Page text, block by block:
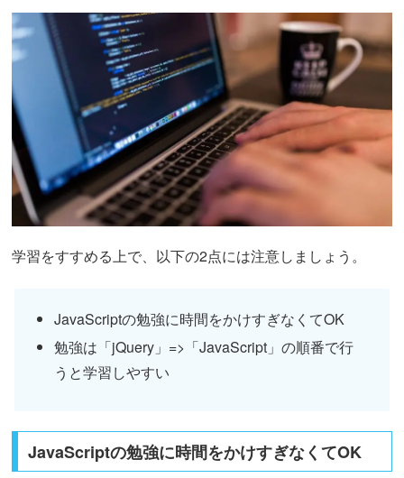
学習をすすめる上で、以下の2点には注意しましょう。
JavaScriptの勉強に時間をかけすぎなくてOK
勉強は「jQuery」=>「JavaScript」の順番で行
うと学習しやすい
JavaScriptの勉強に時間をかけすぎなくてOK